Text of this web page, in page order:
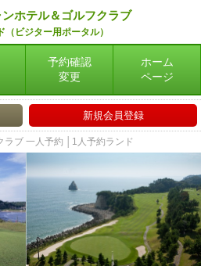
ホテル＆ゴルフクラブ
（ビジター用ポータル）
予約確認
変更
ホーム
ページ
新規会員登録
ブ 一人予約 │1人予約ランド